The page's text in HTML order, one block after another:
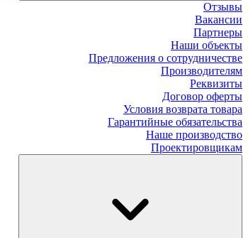
Отзывы
Вакансии
Партнеры
Наши объекты
Предложения о сотрудничестве
Производителям
Реквизиты
Договор оферты
Условия возврата товара
Гарантийные обязательства
Наше производство
Проектировщикам